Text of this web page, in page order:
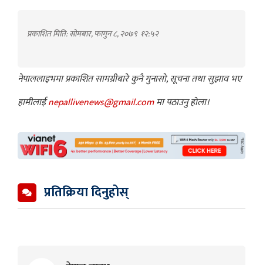
प्रकाशित मिति: सोमबार, फागुन ८, २०७९ १२:५२
नेपाललाइभमा प्रकाशित सामग्रीबारे कुनै गुनासो, सूचना तथा सुझाव भए
हामीलाईnepallivenews@gmail.comमा पठाउनु होला।
प्रतिक्रिया दिनुहोस्